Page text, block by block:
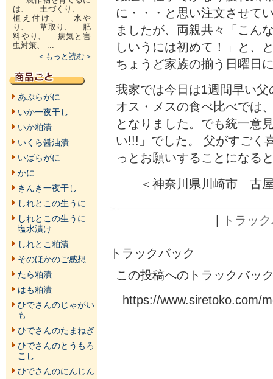
に・・・と思い注文させて
ましたが、両親共々「こん
しいうには初めて！」と、
ちょうど家族の揃う日曜日
我家では今日は1週間早い
オス・メスの食べ比べでは
となりました。でも統一意
い!!!」でした。 父がすごく
っとお願いすることになる
＜神奈川県川崎市 古屋
| トラッ
トラックバック
この投稿へのトラックバッ
https://www.siretoko.com/
は、 土づくり、
植え付け、 水や
り、 草取り、 肥
料やり、 病気と害
虫対策、 ...
＜もっと読む＞
あぶらがに
いか一夜干し
いか粕漬
いくら醤油漬
いばらがに
かに
きんき一夜干し
しれとこの生うに
しれとこの生うに
塩水漬け
しれとこ粕漬
そのほかのご感想
たら粕漬
はも粕漬
ひでさんのじゃがい
も
ひでさんのたまねぎ
ひでさんのとうもろ
こし
ひでさんのにんじん